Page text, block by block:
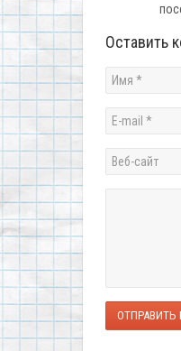
Оставить
ОТПРАВИТЬ